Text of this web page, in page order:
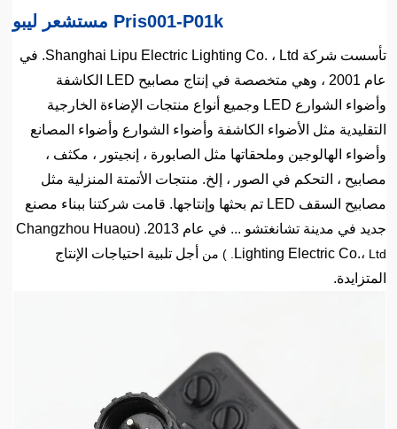
مستشعر ليبو Pris001-P01k
تأسست شركة Shanghai Lipu Electric Lighting Co. ، Ltd. في
عام 2001 ، وهي متخصصة في إنتاج مصابيح LED الكاشفة
وأضواء الشوارع LED وجميع أنواع منتجات الإضاءة الخارجية
التقليدية مثل الأضواء الكاشفة وأضواء الشوارع وأضواء المصانع
وأضواء الهالوجين وملحقاتها مثل الصابورة ، إنجيتور ، مكثف ،
مصابيح ، التحكم في الصور ، إلخ. منتجات الأتمتة المنزلية مثل
مصابيح السقف LED تم بحثها وإنتاجها. قامت شركتنا ببناء مصنع
جديد في مدينة تشانغتشو ... في عام 2013. (Changzhou Huaou
Lighting Electric Co.، Ltd. ) من
أجل تلبية احتياجات الإنتاج
المتزايدة.